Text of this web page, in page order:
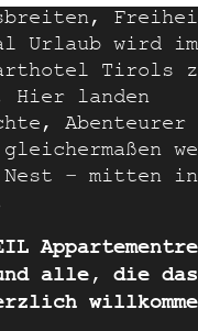
Urlaub wird
Tirols
Hier landen
Nest – mitten in
alle, die das